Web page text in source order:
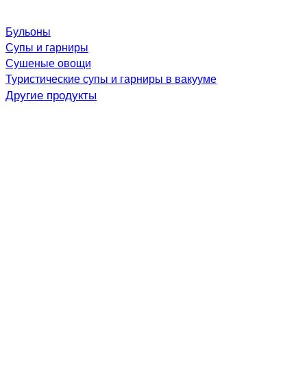
Бульоны
Супы и гарниры
Сушеные овощи
Туристические супы и гарниры в вакууме
Другие продукты